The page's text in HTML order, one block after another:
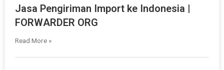
Jasa Pengiriman Import ke Indonesia |
FORWARDER ORG
Read More »